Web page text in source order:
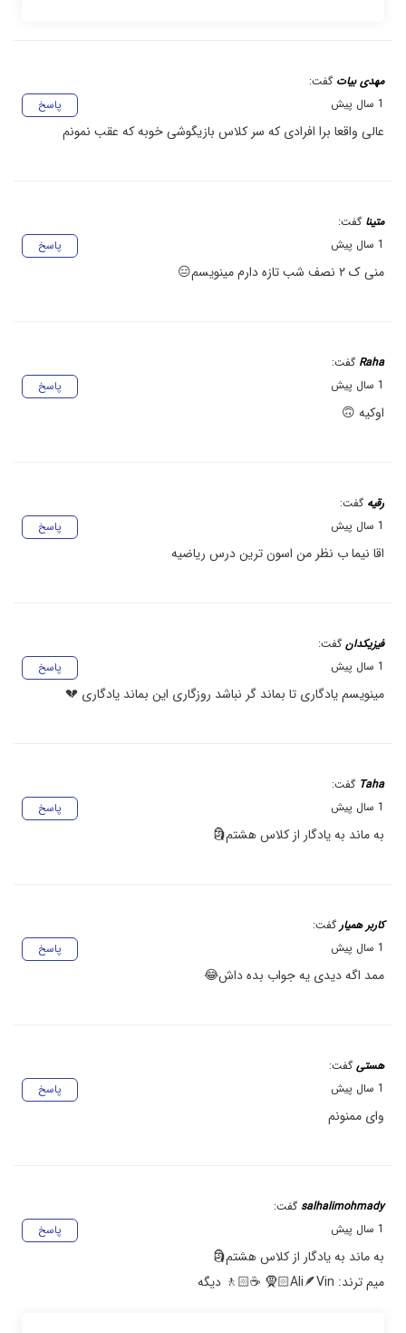
مهدی بیات گفت:
پاسخ
1 سال پیش
عالی واقعا برا افرادی که سر کلاس بازیگوشی خوبه که عقب نمونم
متینا گفت:
پاسخ
1 سال پیش
منی ک ۲ نصف شب تازه دارم مینویسم😑
Raha گفت:
پاسخ
1 سال پیش
اوکیه 🙃
رقیه گفت:
پاسخ
1 سال پیش
اقا نیما ب نظر من اسون ترین درس ریاضیه
فیزیکدان گفت:
پاسخ
1 سال پیش
مینویسم یادگاری تا بماند گر نباشد روزگاری این بماند یادگاری 💔
Taha گفت:
پاسخ
1 سال پیش
به ماند به یادگار از کلاس هشتم🗿
کاربر همیار گفت:
پاسخ
1 سال پیش
ممد اگه دیدی یه جواب بده داش😂
هستی گفت:
پاسخ
1 سال پیش
وای ممنونم
salhalimohmady گفت:
پاسخ
1 سال پیش
به ماند به یادگار از کلاس هشتم🗿
میم ترند: Ali🪶Vin🧕🏻 ☕🚶🏻 دیگه